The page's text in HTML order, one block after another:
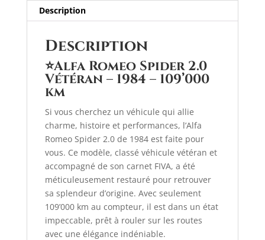
e
:
Description
Description
⭐Alfa Romeo Spider 2.0
Vétéran – 1984 – 109’000
km
Si vous cherchez un véhicule qui allie
charme, histoire et performances, l’Alfa
Romeo Spider 2.0 de 1984 est faite pour
vous. Ce modèle, classé véhicule vétéran et
accompagné de son carnet FIVA, a été
méticuleusement restauré pour retrouver
sa splendeur d’origine. Avec seulement
109’000 km au compteur, il est dans un état
impeccable, prêt à rouler sur les routes
avec une élégance indéniable.